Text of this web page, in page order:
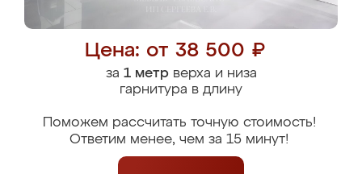
Цена: от 38 500 ₽
за 1 метрверха и низа
гарнитура в длину
Поможем рассчитать точную стоимость!
Ответим менее, чем за 15 минут!